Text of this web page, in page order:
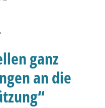
ganz
an die